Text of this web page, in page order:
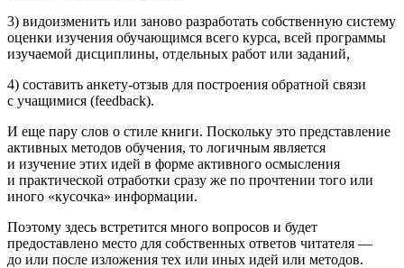
3) видоизменить или заново разработать собственную систему
оценки изучения обучающимся всего курса, всей программы
изучаемой дисциплины, отдельных работ или заданий,
4) составить анкету-отзыв для построения обратной связи
с учащимися (feedback).
И еще пару слов о стиле книги. Поскольку это представление
активных методов обучения, то логичным является
и изучение этих идей в форме активного осмысления
и практической отработки сразу же по прочтении того или
иного «кусочка» информации.
Поэтому здесь встретится много вопросов и будет
предоставлено место для собственных ответов читателя —
до или после изложения тех или иных идей или методов.